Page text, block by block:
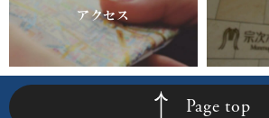
アクセス
Page top